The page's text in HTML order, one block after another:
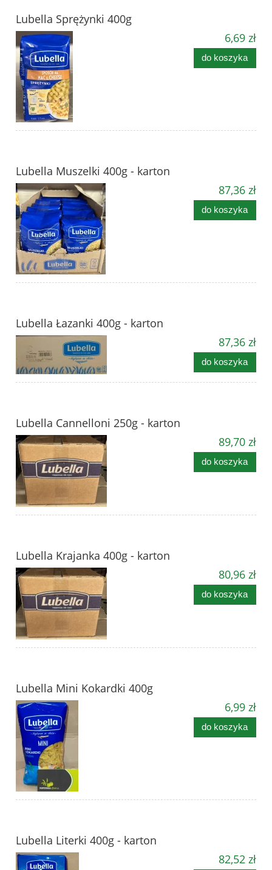
Lubella Sprężynki 400g
6,69 zł
do koszyka
Lubella Muszelki 400g - karton
87,36 zł
do koszyka
Lubella Łazanki 400g - karton
87,36 zł
do koszyka
Lubella Cannelloni 250g - karton
89,70 zł
do koszyka
Lubella Krajanka 400g - karton
80,96 zł
do koszyka
Lubella Mini Kokardki 400g
6,99 zł
do koszyka
Lubella Literki 400g - karton
82,52 zł